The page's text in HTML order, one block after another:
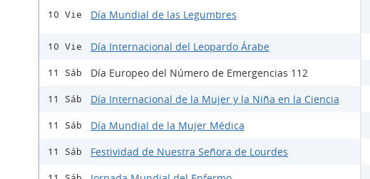
10 Vie Día Mundial de las Legumbres
10 Vie Día Internacional del Leopardo Árabe
11 Sáb Día Europeo del Número de Emergencias 112
11 Sáb Día Internacional de la Mujer y la Niña en la Ciencia
11 Sáb Día Mundial de la Mujer Médica
11 Sáb Festividad de Nuestra Señora de Lourdes